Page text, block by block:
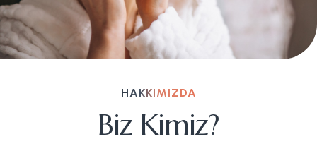
HAKKIMIZDA
Biz Kimiz?